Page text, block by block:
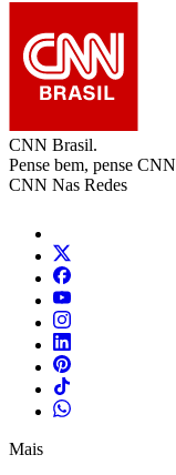
CNN Brasil.
Pense bem, pense
CNN Nas Redes
Mais